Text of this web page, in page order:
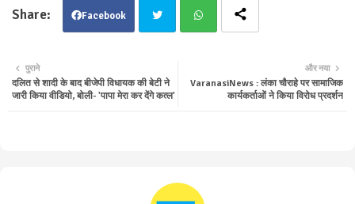
Facebook
ter tsa
और नया
VaranasiNews : लंका चौराहे पर सामाजिक
कार्यकर्ताओं ने किया विरोध प्रदर्शन
पुराने
दलित से शादी के बाद बीजेपी विधायक की बेटी ने
जारी किया वीडियो, बोली- 'पापा मेरा कर देंगे कत्ल'